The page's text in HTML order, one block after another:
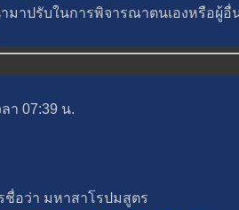
มาปรับในการพิจารณาตนเองหรือผู้อื่
า 07:39 น.
า มหาสาโรปมสูตร